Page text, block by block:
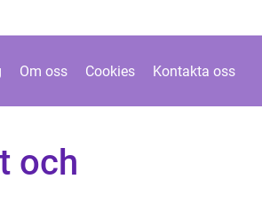
Om oss Cookies Kontakta oss
och